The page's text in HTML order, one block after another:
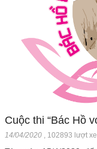
Cuộc thi “Bác Hồ
14/04/2020 102893 lượt